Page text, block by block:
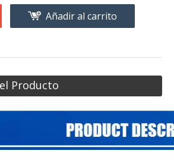
Añadir al carrito
Producto